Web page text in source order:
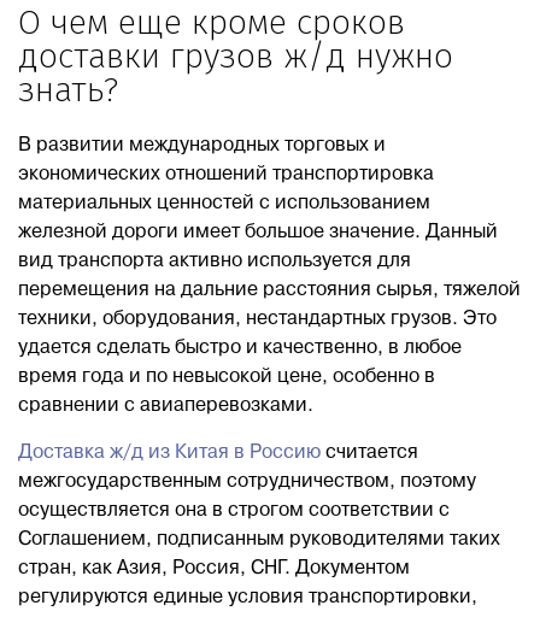
ВХОД
EN
О чем еще кроме сроков
доставки грузов ж/д нужно
знать?
В развитии международных торговых и
экономических отношений транспортировка
материальных ценностей с использованием
железной дороги имеет большое значение. Данный
вид транспорта активно используется для
перемещения на дальние расстояния сырья, тяжелой
техники, оборудования, нестандартных грузов. Это
удается сделать быстро и качественно, в любое
время года и по невысокой цене, особенно в
сравнении с авиаперевозками.
Доставка ж/д из Китая в Россию считается
межгосударственным сотрудничеством, поэтому
осуществляется она в строгом соответствии с
Соглашением, подписанным руководителями таких
стран, как Азия, Россия, СНГ. Документом
регулируются единые условия транспортировки,